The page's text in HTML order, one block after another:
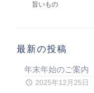
旨いもの
最新の投稿
年末年始のご案内
2025年12月25日